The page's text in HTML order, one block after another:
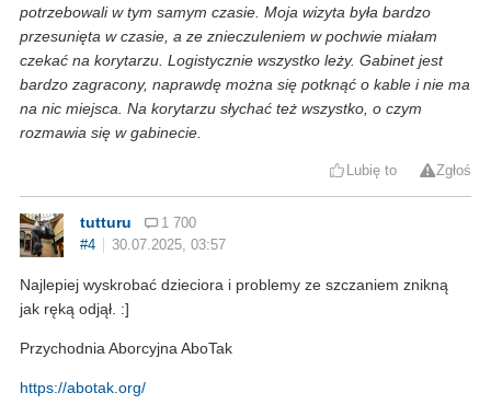
potrzebowali w tym samym czasie. Moja wizyta była bardzo
przesunięta w czasie, a ze znieczuleniem w pochwie miałam
czekać na korytarzu. Logistycznie wszystko leży. Gabinet jest
bardzo zagracony, naprawdę można się potknąć o kable i nie ma
na nic miejsca. Na korytarzu słychać też wszystko, o czym
rozmawia się w gabinecie.
Lubię to Zgłoś
tutturu
1 700
#4
30.07.2025, 03:57
Najlepiej wyskrobać dzieciora i problemy ze szczaniem znikną
jak ręką odjął. :]
Przychodnia Aborcyjna AboTak
https://abotak.org/